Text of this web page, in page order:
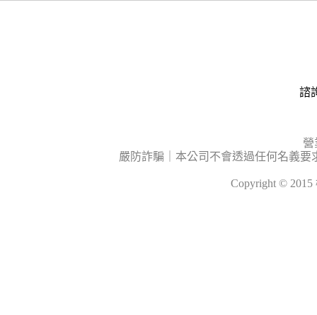
諮
營
嚴防詐騙｜本公司不會透過任何名義
Copyright ©